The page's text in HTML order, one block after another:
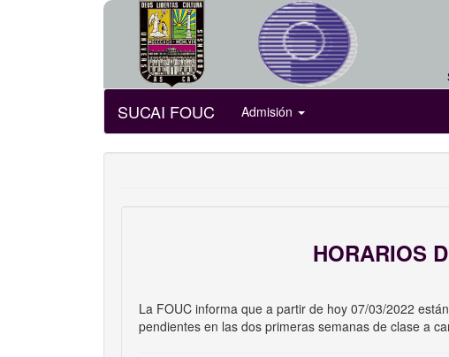
SUCAI FOUC Admisión
HORARIOS
La FOUC informa que a partir de hoy 07/03/2022
pendientes en las dos primeras semanas de clase a